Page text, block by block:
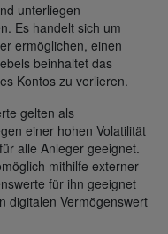
unterliegen
Es handelt sich um
ermöglichen, einen
beinhaltet das
Kontos zu verlieren.
gelten als
einer hohen Volatilität
alle Anleger geeignet.
mithilfe externer
für ihn geeignet
digitalen Vermögenswert